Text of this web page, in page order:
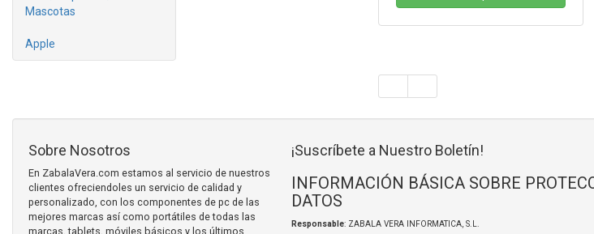
Mascotas
Apple
Sobre Nosotros
En ZabalaVera.com estamos al servicio de nuestros
clientes ofreciendoles un servicio de calidad y
personalizado, con los componentes de pc de las
mejores marcas así como portátiles de todas las
marcas, tablets, móviles básicos y los últimos
¡Suscríbete a Nuestro Boletín!
INFORMACIÓN BÁSICA SOBRE
DATOS
Responsable: ZABALA VERA INFORMATICA, S.L.